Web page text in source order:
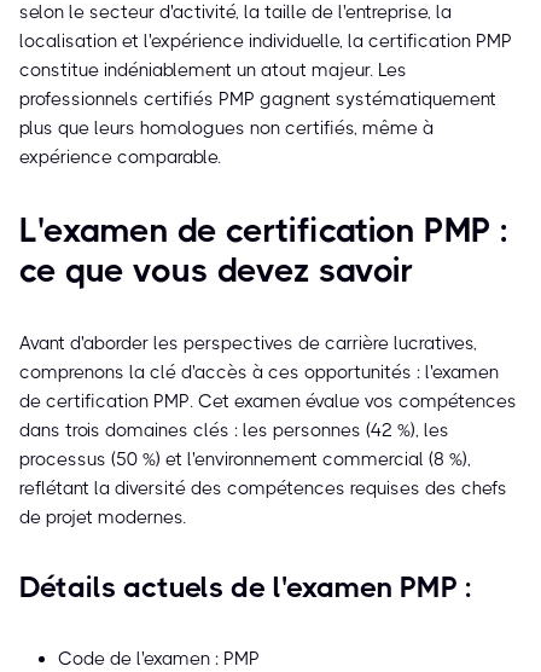
selon le secteur d'activité, la taille de l'entreprise, la
localisation et l'expérience individuelle, la certification PMP
constitue indéniablement un atout majeur. Les
professionnels certifiés PMP gagnent systématiquement
plus que leurs homologues non certifiés, même à
expérience comparable.
L'examen de certification PMP :
ce que vous devez savoir
Avant d'aborder les perspectives de carrière lucratives,
comprenons la clé d'accès à ces opportunités : l'examen
de certification PMP. Cet examen évalue vos compétences
dans trois domaines clés : les personnes (42 %), les
processus (50 %) et l'environnement commercial (8 %),
reflétant la diversité des compétences requises des chefs
de projet modernes.
Détails actuels de l'examen PMP :
Code de l'examen : PMP